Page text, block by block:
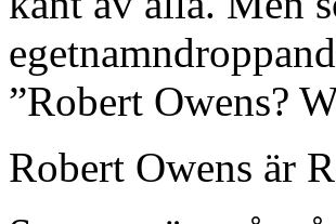
”Robert Owens?
Robert Owens är